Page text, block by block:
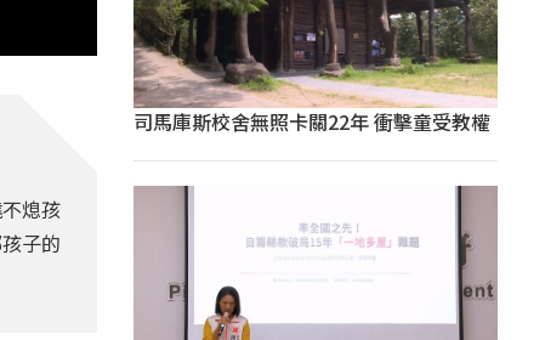
熄孩
子的
司馬庫斯校舍無照卡關22年 衝擊童受教權